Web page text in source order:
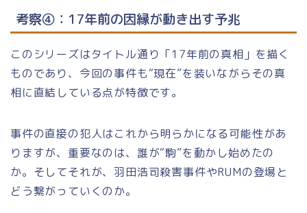
考察④：17年前の因縁が動き出す予兆
このシリーズはタイトル通り「17年前の真相」を描く
ものであり、今回の事件も“現在”を装いながらその真
相に直結している点が特徴です。
事件の直接の犯人はこれから明らかになる可能性があ
りますが、重要なのは、誰が“駒”を動かし始めたの
か。そしてそれが、羽田浩司殺害事件やRUMの登場と
どう繋がっていくのか。